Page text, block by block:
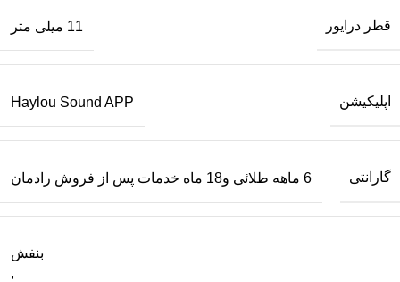
قطر درایور 11 میلی متر
اپلیکیشن Haylou Sound APP
گارانتی 6 ماهه طلائی و18 ماه خدمات پس از فروش رادمان
بنفش
,